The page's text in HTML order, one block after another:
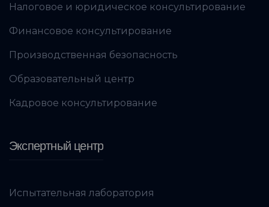
Налоговое и юридическое консультирование
Финансовое консультирование
Производственная безопасность
Образовательный центр
Кадровое консультирование
Экспертный центр
Испытательная лаборатория